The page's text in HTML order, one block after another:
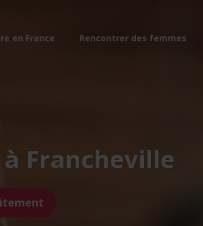
en France Rencontrer des femmes
Francheville